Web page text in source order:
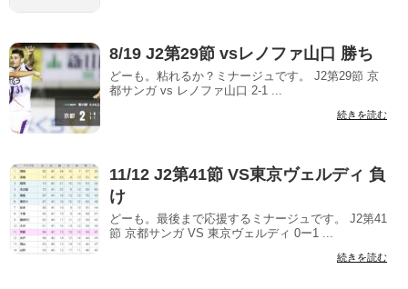
8/19 J2第29節 vsレノファ山口 勝ち
どーも。粘れるか？ミナージュです。 J2第29節 京
都サンガ vs レノファ山口 2-1 ...
続きを読む
11/12 J2第41節 VS東京ヴェルディ 負
け
どーも。最後まで応援するミナージュです。 J2第41
節 京都サンガ VS 東京ヴェルディ 0ー1 ...
続きを読む